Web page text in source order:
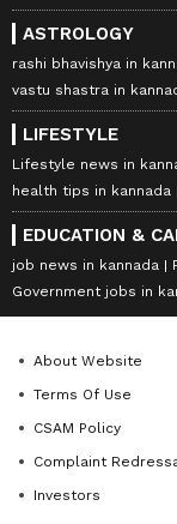
ASTROLOGY
rashi bhavishya in
vastu shastra in
LIFESTYLE
Lifestyle news in
health tips in kannada
EDUCATION &
job news in kannada
Government jobs in
About Website
Terms Of Use
CSAM Policy
Complaint
Investors